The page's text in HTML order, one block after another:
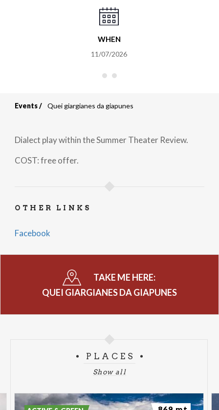
WHEN
11/07/2026
Events Quei giargianes da giapunes
Dialect play within the Summer Theater Review.
COST: free offer.
OTHER LINKS
Facebook
TAKE ME HERE:
QUEI GIARGIANES DA GIAPUNES
PLACES
Show all